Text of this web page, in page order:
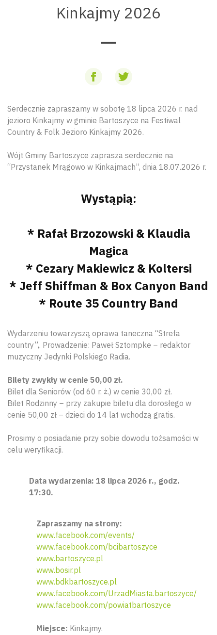
Kinkajmy 2026
Serdecznie zapraszamy w sobotę 18 lipca 2026 r. nad
jezioro Kinkajmy w gminie Bartoszyce na Festiwal
Country & Folk Jezioro Kinkajmy 2026.
Wójt Gminy Bartoszyce zaprasza serdecznie na
“Przystanek Mrągowo w Kinkajmach”, dnia 18.07.2026 r.
Wystąpią:
* Rafał Brzozowski & Klaudia
Magica
* Cezary Makiewicz & Koltersi
* Jeff Shiffman & Box Canyon Band
* Route 35 Country Band
Wydarzeniu towarzyszą oprawa taneczna “Strefa
country”,. Prowadzenie: Paweł Sztompke – redaktor
muzyczny Jedynki Polskiego Radia.
Bilety zwykły w cenie 50,00 zł.
Bilet dla Seniorów (od 60 r. ż.) w cenie 30,00 zł.
Bilet Rodzinny – przy zakupie biletu dla dorosłego w
cenie 50,00 zł – dzieci do 14 lat wchodzą gratis.
Prosimy o posiadanie przy sobie dowodu tożsamości w
celu weryfikacji.
Data wydarzenia: 18 lipca 2026 r., godz.
17:30.
Zapraszamy na strony:
www.facebook.com/events/
www.facebook.com/bcibartoszyce
www.bartoszyce.pl
www.bosir.pl
www.bdkbartoszyce.pl
www.facebook.com/UrzadMiasta.bartoszyce/
www.facebook.com/powiatbartoszyce
Miejsce: Kinkajmy.